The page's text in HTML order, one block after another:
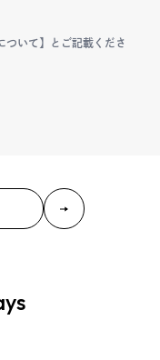
いて】とご記載くださ